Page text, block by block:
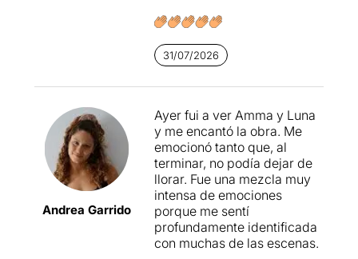
31/07/2026
Andrea Garrido
Ayer fui a ver Amma y Luna
y me encantó la obra. Me
emocionó tanto que, al
terminar, no podía dejar de
llorar. Fue una mezcla muy
intensa de emociones
porque me sentí
profundamente identificada
con muchas de las escenas.